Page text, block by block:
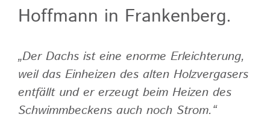
Hoffmann in Frankenberg.
„Der Dachs ist eine enorme Erleichterung,
weil das Einheizen des alten Holzvergasers
entfällt und er erzeugt beim Heizen des
Schwimmbeckens auch noch Strom.“